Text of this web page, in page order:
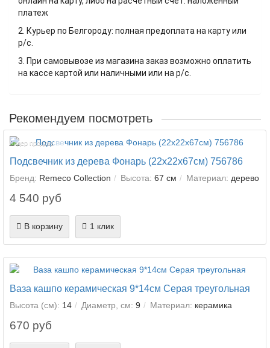
платеж
2. Курьер по Белгороду: полная предоплата на карту или
р/с.
3. При самовывозе из магазина заказ возможно оплатить
на кассе картой или наличными или на р/с.
Рекомендуем посмотреть
Лидер продаж!
Подсвечник из дерева Фонарь (22х22х67см) 756786
Бренд: Remeco Collection Высота: 67 см Материал: дерево
4 540 руб
В корзину 1 клик
Ваза кашпо керамическая 9*14см Серая треугольная
Высота (см): 14 Диаметр, см: 9 Материал: керамика
670 руб